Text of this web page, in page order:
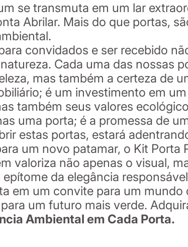
se transmuta em um lar
Abrilar. Mais do que portas,
convidados e ser recebido
Cada uma das nossas
mas também a certeza de
é um investimento em
também seus valores
uma porta; é a promessa de
estas portas, estará
um novo patamar, o Kit Porta
valoriza não apenas o visual,
da elegância
em um convite para um
um futuro mais verde.
Ambiental em Cada Porta.